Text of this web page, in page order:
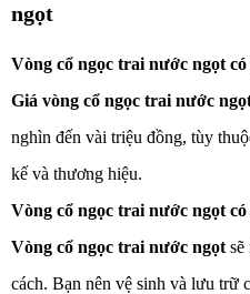
ngọt
Vòng cổ ngọc trai nước ngọt có
Giá vòng cổ ngọc trai nước
nghìn đến vài triệu đồng, tùy
kế và thương hiệu.
Vòng cổ ngọc trai nước ngọt
Vòng cổ ngọc trai nước ngọt sẽ
cách. Bạn nên vệ sinh và lưu trữ